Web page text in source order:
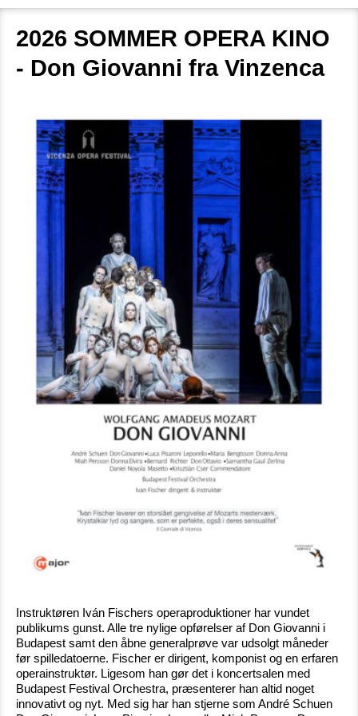
2026 SOMMER OPERA KINO
- Don Giovanni fra Vinzenca
Instruktøren Iván Fischers operaproduktioner har vundet
publikums gunst. Alle tre nylige opførelser af Don Giovanni i
Budapest samt den åbne generalprøve var udsolgt måneder
før spilledatoerne. Fischer er dirigent, komponist og en erfaren
operainstruktør. Ligesom han gør det i koncertsalen med
Budapest Festival Orchestra, præsenterer han altid noget
innovativt og nyt. Med sig har han stjerne som André Schuen